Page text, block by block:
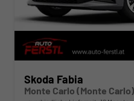
Skoda Fabia